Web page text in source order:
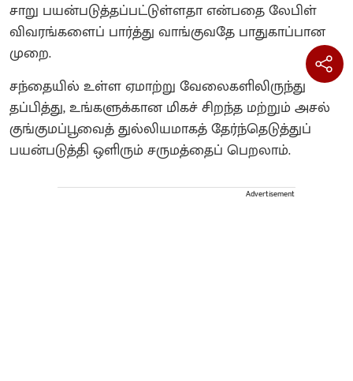
சாறு பயன்படுத்தப்பட்டுள்ளதா என்பதை லேபிள்
விவரங்களைப் பார்த்து வாங்குவதே பாதுகாப்பான
முறை.
சந்தையில் உள்ள ஏமாற்று வேலைகளிலிருந்து
தப்பித்து, உங்களுக்கான மிகச் சிறந்த மற்றும் அசல்
குங்குமப்பூவைத் துல்லியமாகத் தேர்ந்தெடுத்துப்
பயன்படுத்தி ஒளிரும் சருமத்தைப் பெறலாம்.
Advertisement